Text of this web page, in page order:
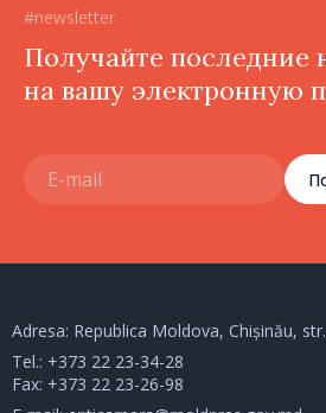
#newsletter
Получайте последние
на вашу электронную
Adresa: Republica Moldova, Chișinău,
Tel.: +373 22 23-34-28
Fax: +373 22 23-26-98